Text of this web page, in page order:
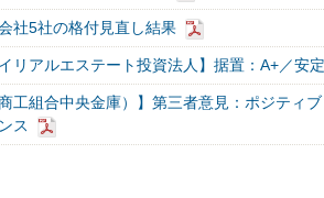
社5社の格付見直し結果
イリアルエステート投資法人】据置：A+／安
商工組合中央金庫）】第三者意見：ポジティ
ス